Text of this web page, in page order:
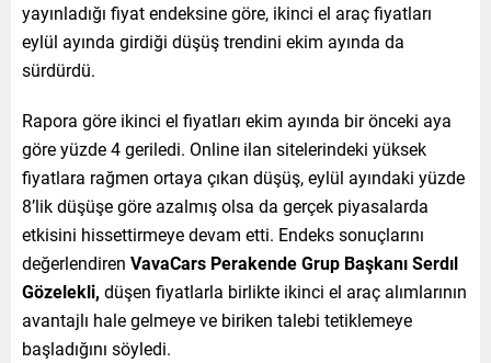
yayınladığı fiyat endeksine göre, ikinci el araç fiyatları
eylül ayında girdiği düşüş trendini ekim ayında da
sürdürdü.
Rapora göre ikinci el fiyatları ekim ayında bir önceki aya
göre yüzde 4 geriledi. Online ilan sitelerindeki yüksek
fiyatlara rağmen ortaya çıkan düşüş, eylül ayındaki yüzde
8’lik düşüşe göre azalmış olsa da gerçek piyasalarda
etkisini hissettirmeye devam etti. Endeks sonuçlarını
değerlendiren VavaCars Perakende Grup Başkanı Serdıl
Gözelekli, düşen fiyatlarla birlikte ikinci el araç alımlarının
avantajlı hale gelmeye ve biriken talebi tetiklemeye
başladığını söyledi.